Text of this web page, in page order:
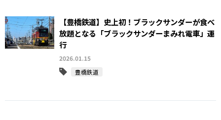
【豊橋鉄道】史上初！ブラックサンダーが食べ
放題となる「ブラックサンダーまみれ電車」運
行
2026.01.15
豊橋鉄道